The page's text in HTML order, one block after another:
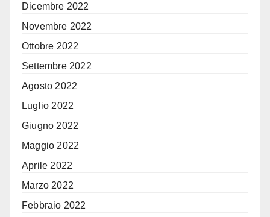
Dicembre 2022
Novembre 2022
Ottobre 2022
Settembre 2022
Agosto 2022
Luglio 2022
Giugno 2022
Maggio 2022
Aprile 2022
Marzo 2022
Febbraio 2022